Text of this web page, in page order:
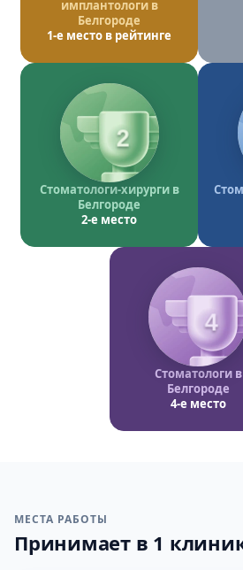
имплантологи в
Белгороде
1-е место в рейтинге
2
Стоматологи-хирурги в
Белгороде
2-е место
4
Стоматологи в
Белгороде
4-е место
МЕСТА РАБОТЫ
Принимает в 1